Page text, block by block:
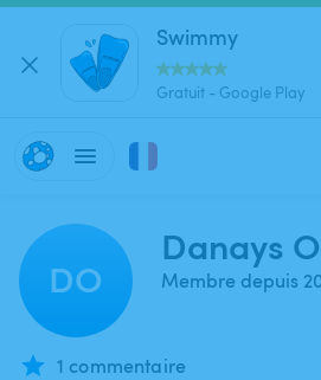
Swimmy
Gratuit - Google Play
DO
Danays O
Membre depuis
1 commentaire